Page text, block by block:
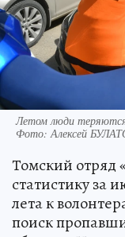
Летом люди
Фото: Алексей
Томский отряд
статистику за
лета к
поиск